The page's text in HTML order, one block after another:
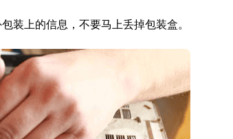
装上的信息，不要马上丢掉包装盒。